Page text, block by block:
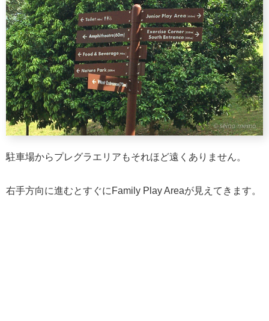
駐車場からプレグラエリアもそれほど遠くありません。
右手方向に進むとすぐにFamily Play Areaが見えてきます。